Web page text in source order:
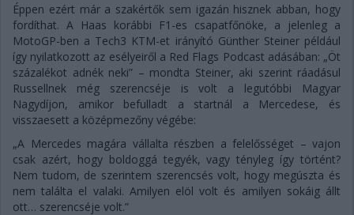
Éppen ezért már a szakértők sem igazán hisznek abban, hogy
fordíthat. A Haas korábbi F1-es csapatfőnöke, a jelenleg a
MotoGP-ben a Tech3 KTM-et irányító Günther Steiner például
így nyilatkozott az esélyeiről a Red Flags Podcast adásában: „Öt
százalékot adnék neki” – mondta Steiner, aki szerint ráadásul
Russellnek még szerencséje is volt a legutóbbi Magyar
Nagydíjon, amikor befulladt a startnál a Mercedese, és
visszaesett a középmezőny végébe:
„A Mercedes magára vállalta részben a felelősséget – vajon
csak azért, hogy boldoggá tegyék, vagy tényleg így történt?
Nem tudom, de szerintem szerencsés volt, hogy megúszta és
nem találta el valaki. Amilyen elöl volt és amilyen sokáig állt
ott… szerencséje volt.”